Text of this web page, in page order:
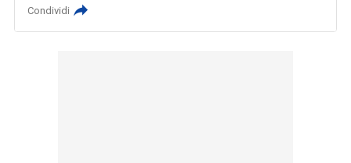
Condividi